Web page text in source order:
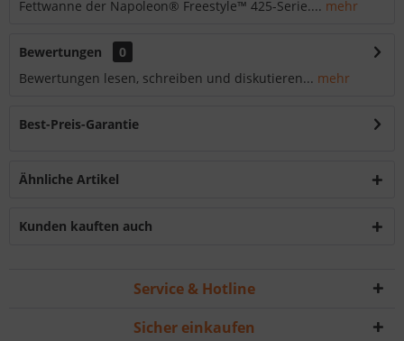
Fettwanne der Napoleon® Freestyle™ 425-Serie.... mehr
Bewertungen
0
Bewertungen lesen, schreiben und diskutieren... mehr
Best-Preis-Garantie
Ähnliche Artikel
Kunden kauften auch
Service & Hotline
Sicher einkaufen